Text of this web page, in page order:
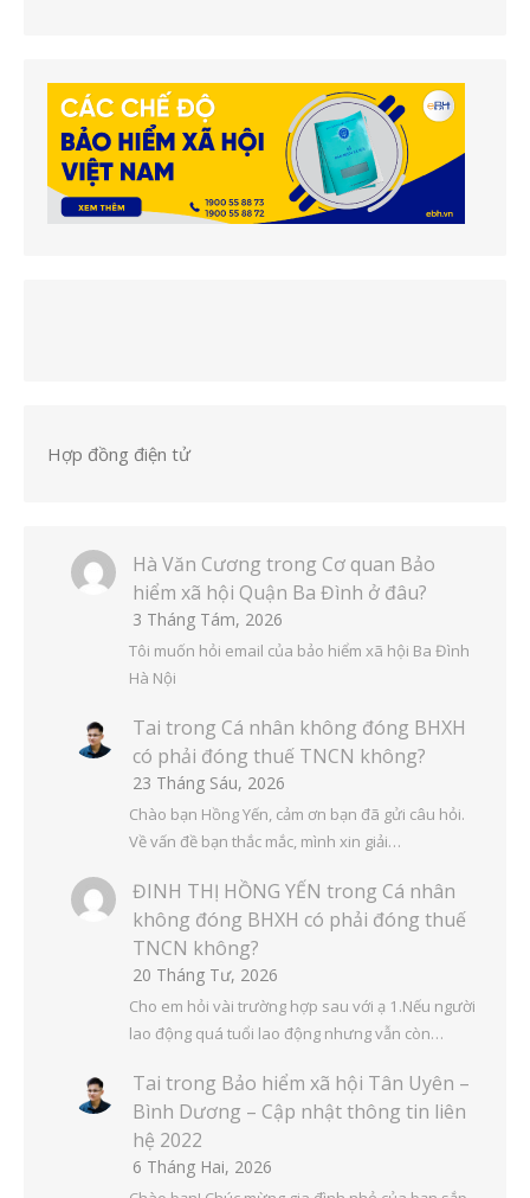
Hợp đồng điện tử
Hà Văn Cương trong Cơ quan Bảo
hiểm xã hội Quận Ba Đình ở đâu?
3 Tháng Tám, 2026
Tôi muốn hỏi email của bảo hiểm xã hội Ba Đình
Hà Nội
Tai trong Cá nhân không đóng BHXH
có phải đóng thuế TNCN không?
23 Tháng Sáu, 2026
Chào bạn Hồng Yến, cảm ơn bạn đã gửi câu hỏi.
Về vấn đề bạn thắc mắc, mình xin giải…
ĐINH THỊ HỒNG YẾN trong Cá nhân
không đóng BHXH có phải đóng thuế
TNCN không?
20 Tháng Tư, 2026
Cho em hỏi vài trường hợp sau với ạ 1.Nếu người
lao động quá tuổi lao động nhưng vẫn còn…
Tai trong Bảo hiểm xã hội Tân Uyên –
Bình Dương – Cập nhật thông tin liên
hệ 2022
6 Tháng Hai, 2026